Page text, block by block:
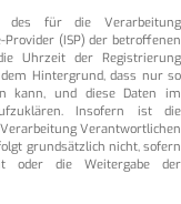
des für die Verarbeitung
(ISP) der betroffenen
Uhrzeit der Registrierung
Hintergrund, dass nur so
kann, und diese Daten im
Insofern ist die
Verantwortlichen
grundsätzlich nicht, sofern
oder die Weitergabe der